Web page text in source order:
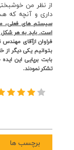
از نظر من
داري و آنچه كه
سيستم هاي فعلي،
است. بايد به هر شكل
فراوان ازآقاي مهندس
بتوانيم يكي ديگر
بابت برپايي اين
تشكر نمودند.
برچسب ها